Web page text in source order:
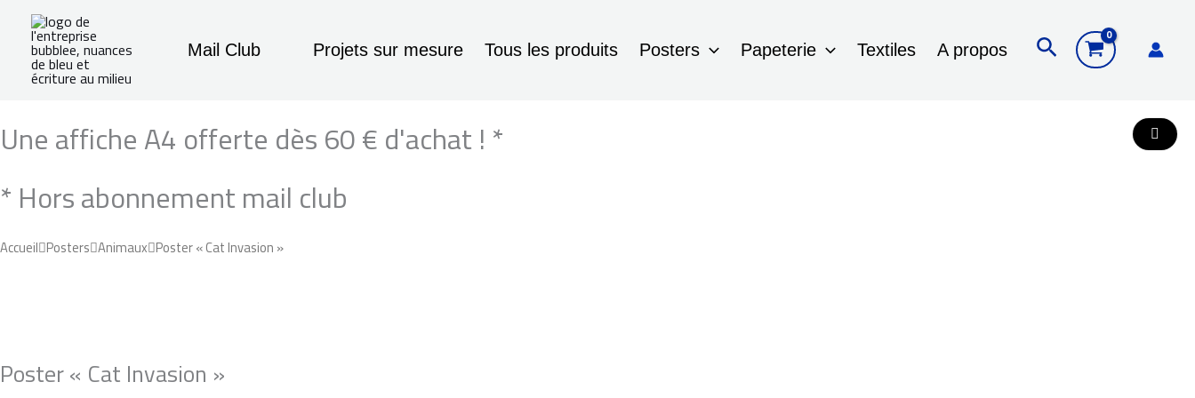
principal
contenu
Mail Club Projets sur mesure Tous les produits Posters Papeterie Textiles A propos Rechercher
Une affiche A4 offerte dès 60 € d'achat ! *
* Hors abonnement mail club
Accueil Posters Animaux Poster « Cat Invasion »
Poster « Cat Invasion »
de
prix :
20,00 €
de
"Cat
Invasion"
Recherche